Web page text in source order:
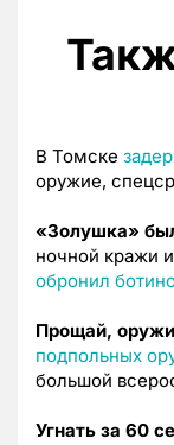
В Томске
оружие,
«Золушка»
ночной кражи
обронил
Прощай,
подпольных
большой
Угнать за 60